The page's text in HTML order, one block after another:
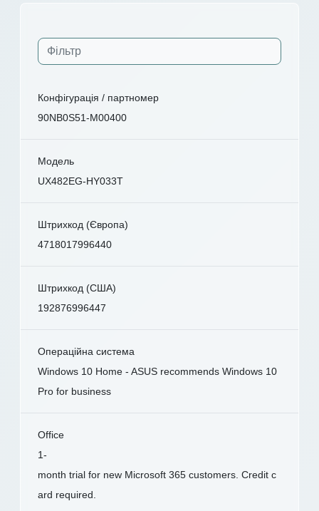
Конфігурація / партномер
90NB0S51-M00400
Модель
UX482EG-HY033T
Штрихкод (Європа)
4718017996440
Штрихкод (США)
192876996447
Операційна система
Windows 10 Home - ASUS recommends Windows 10
Pro for business
Office
1-
month trial for new Microsoft 365 customers. Credit c
ard required.